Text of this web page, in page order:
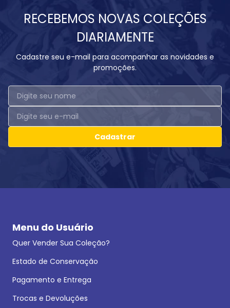
RECEBEMOS NOVAS COLEÇÕES
DIARIAMENTE
Cadastre seu e-mail para acompanhar as novidades e
promoções.
Cadastrar
Menu do Usuário
Quer Vender Sua Coleção?
Estado de Conservação
Pagamento e Entrega
Trocas e Devoluções